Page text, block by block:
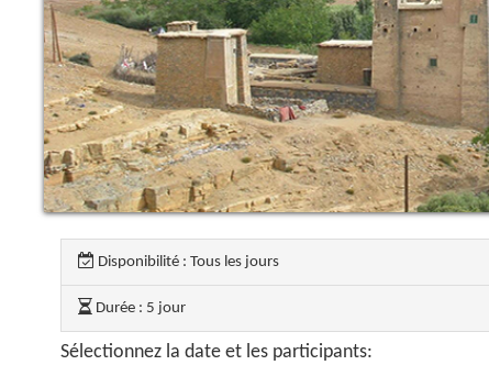
Disponibilité : Tous les jours
Durée : 5 jour
Sélectionnez la date et les participants: